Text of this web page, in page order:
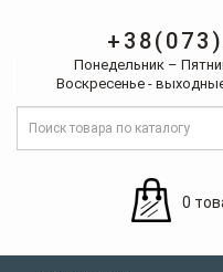
Понедельник –
Воскресенье -
0